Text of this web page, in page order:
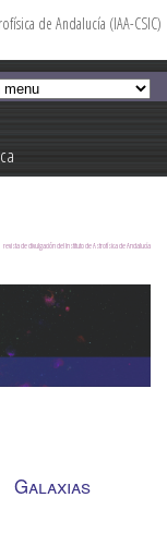
de Andalucía (IAA-CSIC)
revista de divulgación del Instituto de Astrofísica de Andalucía
Galaxias